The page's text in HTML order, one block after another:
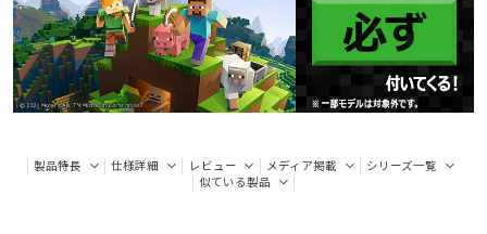
製品特長 仕様詳細 レビュー メディア掲載
シリーズ一覧
似ている製品